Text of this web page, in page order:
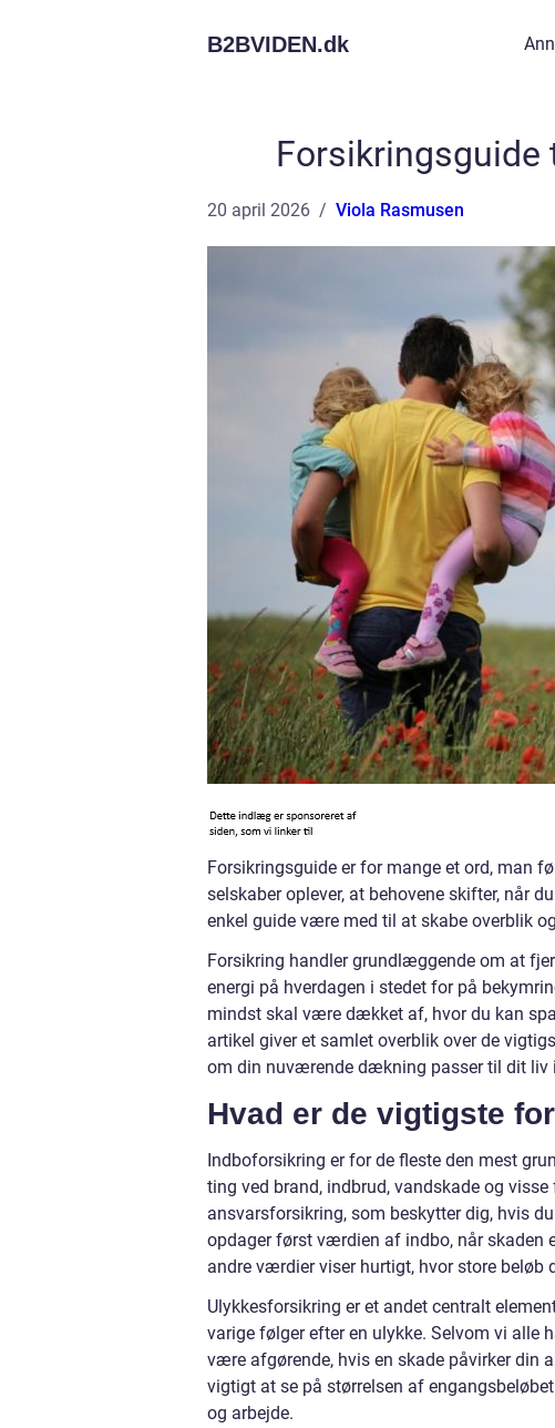
B2BVIDEN.dk
Forsikringsguide
20 april 2026 Viola Rasmusen
Forsikringsguide er for mange et ord, man
selskaber oplever, at behovene skifter, når
enkel guide være med til at skabe overblik
Forsikring handler grundlæggende om at
energi på hverdagen i stedet for på
mindst skal være dækket af, hvor du kan
artikel giver et samlet overblik over de
om din nuværende dækning passer til dit liv
Hvad er de vigtigste
Indboforsikring er for de fleste den mest
ting ved brand, indbrud, vandskade og
ansvarsforsikring, som beskytter dig, hvis
opdager først værdien af indbo, når skaden
andre værdier viser hurtigt, hvor store beløb
Ulykkesforsikring er et andet centralt
varige følger efter en ulykke. Selvom vi alle
være afgørende, hvis en skade påvirker din
vigtigt at se på størrelsen af
og arbejde.